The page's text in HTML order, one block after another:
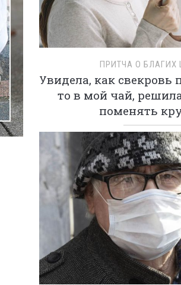
ПРИТЧА О БЛАГИХ
Увидела, как свекровь
то в мой чай,
поменять